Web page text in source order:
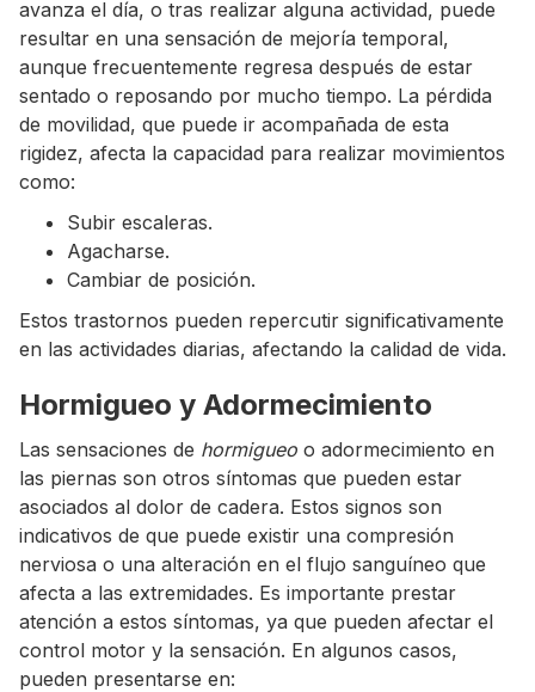
avanza el día, o tras realizar alguna actividad, puede
resultar en una sensación de mejoría temporal,
aunque frecuentemente regresa después de estar
sentado o reposando por mucho tiempo. La pérdida
de movilidad, que puede ir acompañada de esta
rigidez, afecta la capacidad para realizar movimientos
como:
Subir escaleras.
Agacharse.
Cambiar de posición.
Estos trastornos pueden repercutir significativamente
en las actividades diarias, afectando la calidad de vida.
Hormigueo y Adormecimiento
Las sensaciones de hormigueo o adormecimiento en
las piernas son otros síntomas que pueden estar
asociados al dolor de cadera. Estos signos son
indicativos de que puede existir una compresión
nerviosa o una alteración en el flujo sanguíneo que
afecta a las extremidades. Es importante prestar
atención a estos síntomas, ya que pueden afectar el
control motor y la sensación. En algunos casos,
pueden presentarse en: